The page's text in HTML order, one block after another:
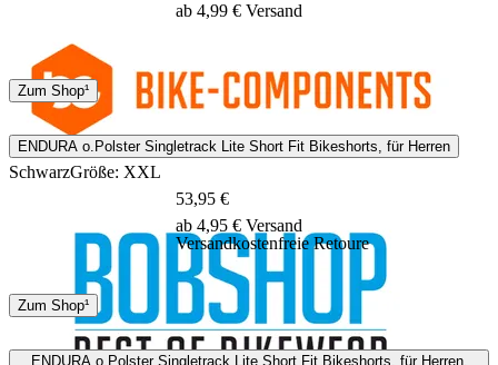
DHL
2 - 4 Tage
ab 4,99 € Versand
Zum Shop¹
ENDURA o.Polster Singletrack Lite Short Fit Bikeshorts, für Herren
SchwarzGröße: XXL
DHL
1 - 2 Tage
53,95 €
ab 4,95 € Versand
Versandkostenfreie Retoure
Zum Shop¹
ENDURA o.Polster Singletrack Lite Short Fit Bikeshorts, für Herren,